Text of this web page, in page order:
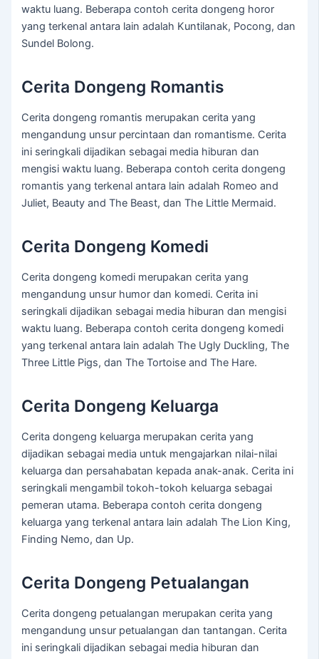
waktu luang. Beberapa contoh cerita dongeng horor
yang terkenal antara lain adalah Kuntilanak, Pocong, dan
Sundel Bolong.
Cerita Dongeng Romantis
Cerita dongeng romantis merupakan cerita yang
mengandung unsur percintaan dan romantisme. Cerita
ini seringkali dijadikan sebagai media hiburan dan
mengisi waktu luang. Beberapa contoh cerita dongeng
romantis yang terkenal antara lain adalah Romeo and
Juliet, Beauty and The Beast, dan The Little Mermaid.
Cerita Dongeng Komedi
Cerita dongeng komedi merupakan cerita yang
mengandung unsur humor dan komedi. Cerita ini
seringkali dijadikan sebagai media hiburan dan mengisi
waktu luang. Beberapa contoh cerita dongeng komedi
yang terkenal antara lain adalah The Ugly Duckling, The
Three Little Pigs, dan The Tortoise and The Hare.
Cerita Dongeng Keluarga
Cerita dongeng keluarga merupakan cerita yang
dijadikan sebagai media untuk mengajarkan nilai-nilai
keluarga dan persahabatan kepada anak-anak. Cerita ini
seringkali mengambil tokoh-tokoh keluarga sebagai
pemeran utama. Beberapa contoh cerita dongeng
keluarga yang terkenal antara lain adalah The Lion King,
Finding Nemo, dan Up.
Cerita Dongeng Petualangan
Cerita dongeng petualangan merupakan cerita yang
mengandung unsur petualangan dan tantangan. Cerita
ini seringkali dijadikan sebagai media hiburan dan